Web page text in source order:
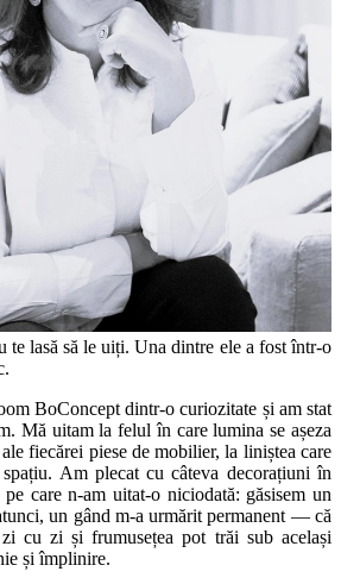
te lasă să le uiți. Una dintre ele a fost într-o
BoConcept dintr-o curiozitate și am stat
Mă uitam la felul în care lumina se așeza
fiecărei piese de mobilier, la liniștea care
Am plecat cu câteva decorațiuni în
care n-am uitat-o niciodată: găsisem un
un gând m-a urmărit permanent — că
cu zi și frumusețea pot trăi sub același
și împlinire.